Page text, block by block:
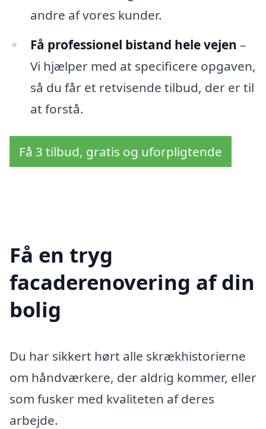
andre af vores kunder.
Få professionel bistand hele vejen –
Vi hjælper med at specificere opgaven,
så du får et retvisende tilbud, der er til
at forstå.
Få 3 tilbud, gratis og uforpligtende
Få en tryg
facaderenovering af din
bolig
Du har sikkert hørt alle skrækhistorierne
om håndværkere, der aldrig kommer, eller
som fusker med kvaliteten af deres
arbejde.